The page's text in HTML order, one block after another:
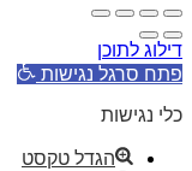
דילוג לתוכן
פתח סרגל נגישות
כלי נגישות
הגדל טקסט